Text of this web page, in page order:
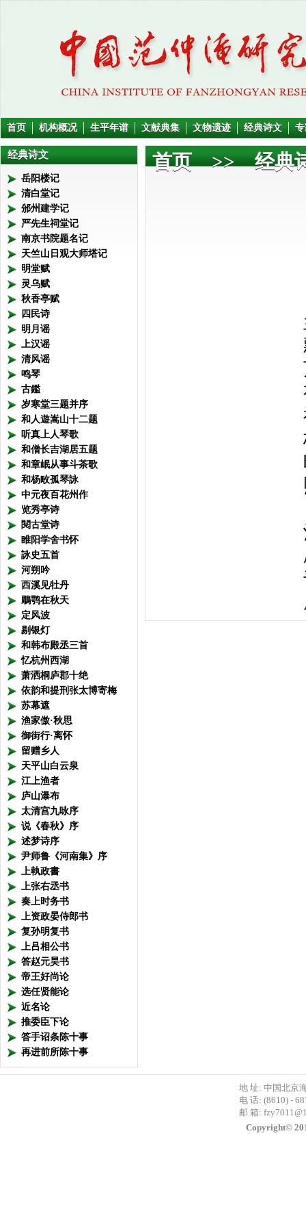
首页 机构概况 生平年谱 文献典集 文物遗迹 经典诗文
经典诗文
岳阳楼记
清白堂记
邠州建学记
严先生祠堂记
南京书院题名记
天竺山日观大师塔记
明堂赋
灵乌赋
秋香亭赋
四民诗
明月谣
上汉谣
清风谣
鸣琴
古鑑
岁寒堂三题并序
和人遊嵩山十二题
听真上人琴歌
和僧长吉湖居五题
和章岷从事斗茶歌
和杨畋孤琴詠
中元夜百花州作
览秀亭诗
閱古堂诗
睢阳学舍书怀
詠史五首
河朔吟
西溪见牡丹
鵰鹗在秋天
定风波
剔银灯
和韩布殿丞三首
忆杭州西湖
萧洒桐庐郡十绝
依韵和提刑张太博寄梅
苏幕遮
渔家傲·秋思
御街行·离怀
留赠乡人
天平山白云泉
江上渔者
庐山瀑布
太清宫九咏序
说《春秋》序
述梦诗序
尹师鲁《河南集》序
上執政書
上张右丞书
奏上时务书
上资政晏侍郎书
复孙明复书
上吕相公书
答赵元昊书
帝王好尚论
选任贤能论
近名论
推委臣下论
答手诏条陈十事
再进前所陈十事
首页>> 经典
地 址: 中国北京
电 话: (8610) -
邮 箱:
Copyright©